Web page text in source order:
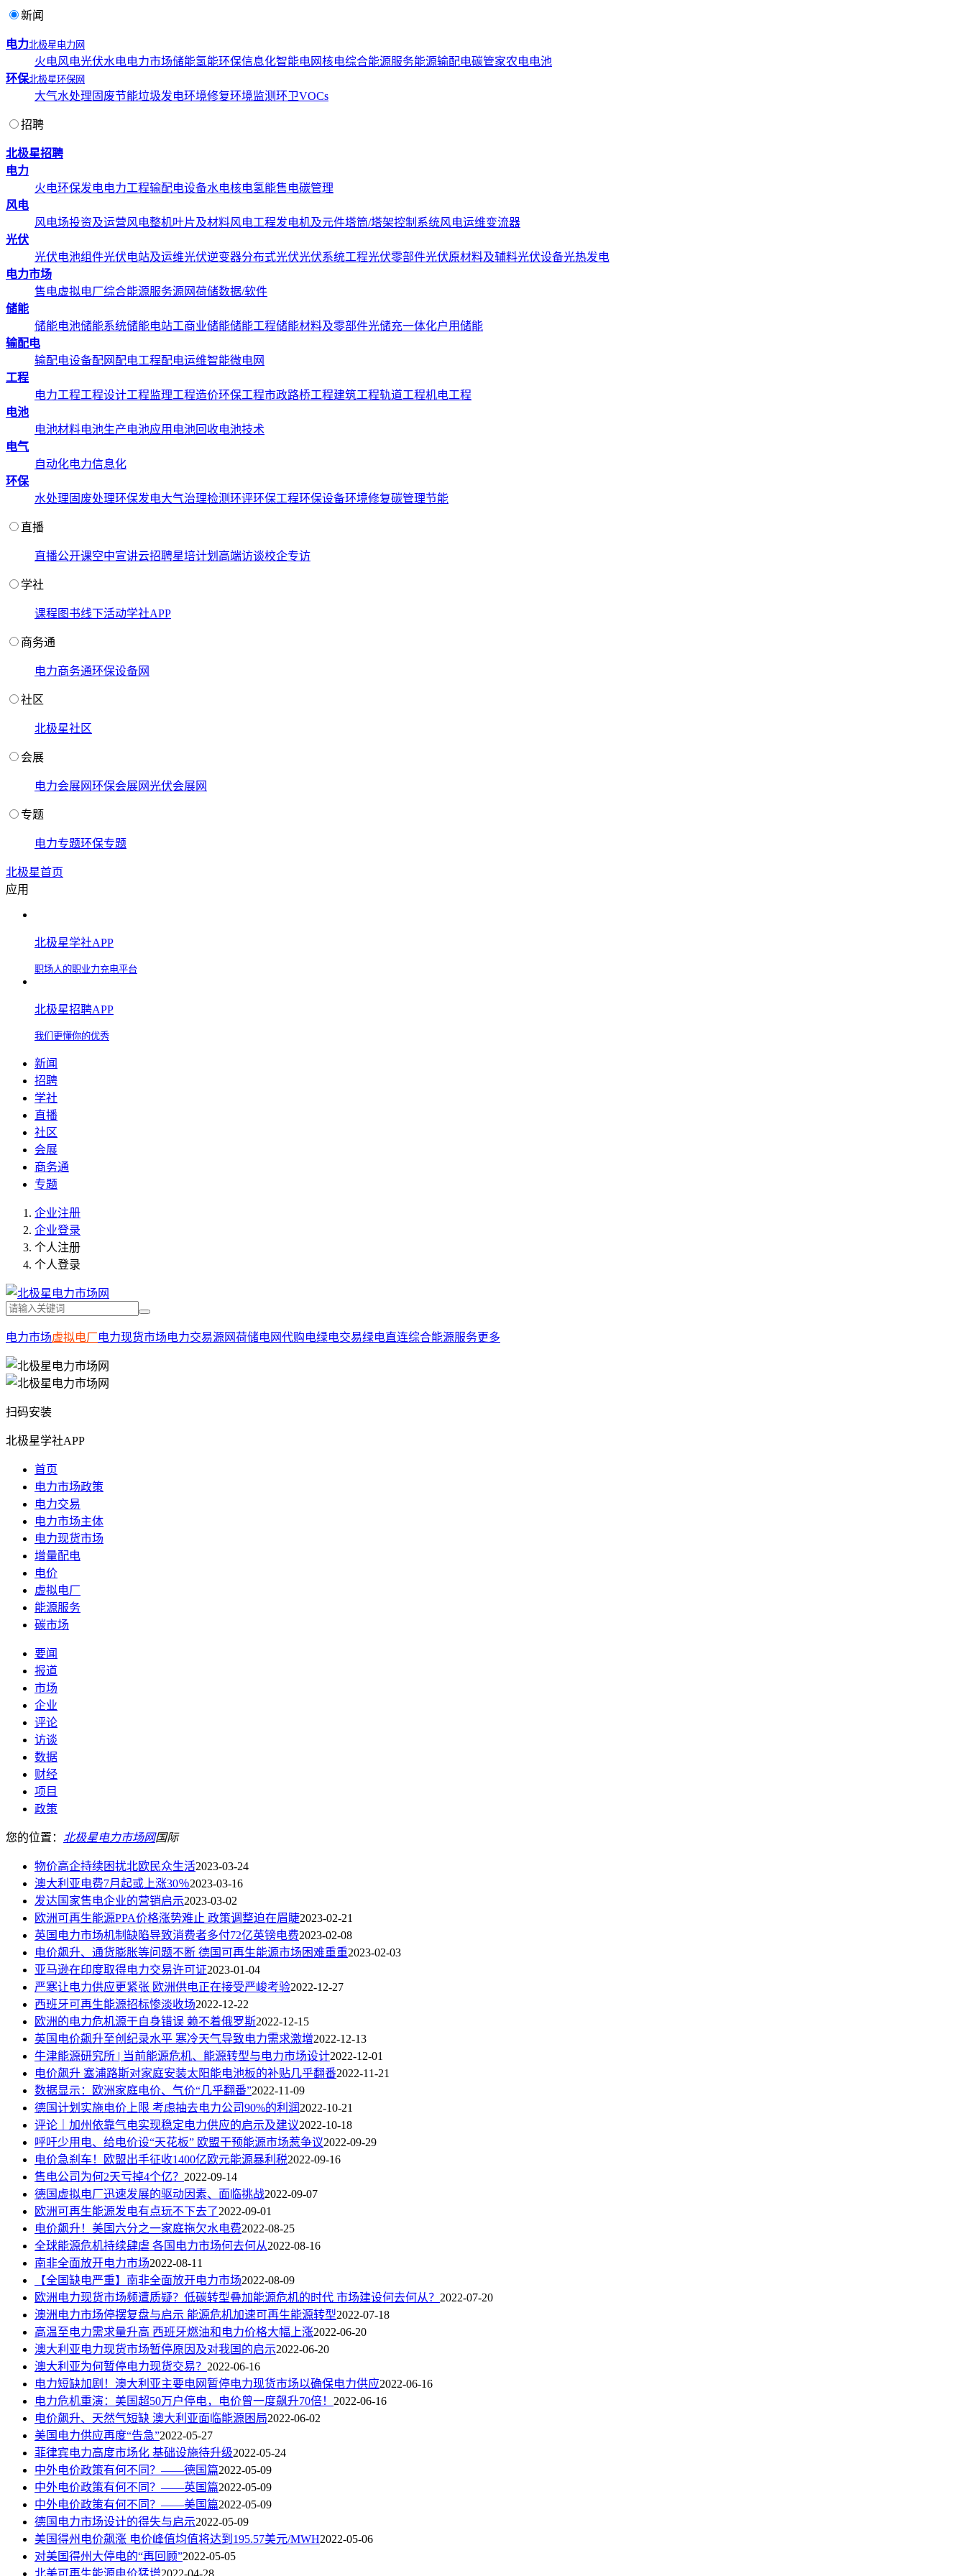
新闻
电力北极星电力网
火电风电光伏水电电力市场储能氢能环保信息化智能电网核电综合能源服务能源输配电碳管家农电电池
环保北极星环保网
大气水处理 固废节能垃圾发电环境修复环境监测环卫VOCs
招聘
北极星招聘
电力
火电环保发电电力工程输配电设备水电核电氢能售电碳管理
风电
风电场投资及运营风电整机叶片及材料风电工程发电机及元件塔筒/塔架控制系统风电运维变流器
光伏
光伏电池组件光伏电站及运维光伏逆变器分布式光伏光伏系统工程光伏零部件光伏原材料及辅料光伏设备光热发电
电力市场
售电虚拟电厂综合能源服务源网荷储数据/软件
储能
储能电池储能系统储能电站工商业储能储能工程储能材料及零部件光储充一体化户用储能
输配电
输配电设备配网配电工程配电运维智能微电网
工程
电力工程工程设计工程监理工程造价环保工程市政路桥工程建筑工程轨道工程机电工程
电池
电池材料电池生产电池应用 电池回收电池技术
电气
自动化电力信息化
环保
水处理 固废处理环保发电大气治理检测环评环保工程环保设备环境修复碳管理节能
直播
直播公开课空中宣讲云招聘星培计划 高端访谈校企专访
学社
课程 图书线下活动学社APP
商务通
电力商务通环保设备网
社区
北极星社区
会展
电力会展网环保会展网光伏会展网
专题
电力专题环保专题
北极星首页
应用
北极星学社APP
职场人的职业力充电平台
北极星招聘APP
我们更懂你的优秀
新闻
招聘
学社
直播
社区
会展
商务通
专题
企业注册
企业登录
个人注册
个人登录
电力市场虚拟电厂电力现货市场电力交易源网荷储电网代购电绿电交易绿电直连综合能源服务更多
扫码安装
北极星学社APP
首页
电力市场政策
电力交易
电力市场主体
电力现货市场
增量配电
电价
虚拟电厂
能源服务
碳市场
要闻
报道
市场
企业
评论
访谈
数据
财经
项目
政策
您的位置： 北极星电力市场网国际
物价高企持续困扰北欧民众生活2023-03-24
澳大利亚电费7月起或上涨30％2023-03-16
发达国家售电企业的营销启示2023-03-02
欧洲可再生能源PPA价格涨势难止 政策调整迫在眉睫2023-02-21
英国电力市场机制缺陷导致消费者多付72亿英镑电费2023-02-08
电价飙升、通货膨胀等问题不断 德国可再生能源市场困难重重2023-02-03
亚马逊在印度取得电力交易许可证2023-01-04
严寒让电力供应更紧张 欧洲供电正在接受严峻考验2022-12-27
西班牙可再生能源招标惨淡收场2022-12-22
欧洲的电力危机源于自身错误 赖不着俄罗斯2022-12-15
英国电价飙升至创纪录水平 寒冷天气导致电力需求激增2022-12-13
牛津能源研究所 | 当前能源危机、能源转型与电力市场设计2022-12-01
电价飙升 塞浦路斯对家庭安装太阳能电池板的补贴几乎翻番2022-11-21
数据显示：欧洲家庭电价、气价“几乎翻番”2022-11-09
德国计划实施电价上限 考虑抽去电力公司90%的利润 2022-10-21
评论｜加州依靠气电实现稳定电力供应的启示及建议2022-10-18
呼吁少用电、给电价设“天花板” 欧盟干预能源市场惹争议2022-09-29
电价急刹车！欧盟出手征收1400亿欧元能源暴利税2022-09-16
售电公司为何2天亏掉4个亿？ 2022-09-14
德国虚拟电厂迅速发展的驱动因素、面临挑战2022-09-07
欧洲可再生能源发电有点玩不下去了2022-09-01
电价飙升！美国六分之一家庭拖欠水电费2022-08-25
全球能源危机持续肆虐 各国电力市场何去何从2022-08-16
南非全面放开电力市场2022-08-11
【全国缺电严重】南非全面放开电力市场2022-08-09
欧洲电力现货市场频遭质疑？低碳转型叠加能源危机的时代 市场建设何去何从？ 2022-07-20
澳洲电力市场停摆复盘与启示 能源危机加速可再生能源转型2022-07-18
高温至电力需求量升高 西班牙燃油和电力价格大幅上涨2022-06-20
澳大利亚电力现货市场暂停原因及对我国的启示2022-06-20
澳大利亚为何暂停电力现货交易？ 2022-06-16
电力短缺加剧！澳大利亚主要电网暂停电力现货市场以确保电力供应2022-06-16
电力危机重演：美国超50万户停电，电价曾一度飙升70倍！ 2022-06-16
电价飙升、天然气短缺 澳大利亚面临能源困局2022-06-02
美国电力供应再度“告急”2022-05-27
菲律宾电力高度市场化 基础设施待升级2022-05-24
中外电价政策有何不同？——德国篇2022-05-09
中外电价政策有何不同？——英国篇2022-05-09
中外电价政策有何不同？——美国篇2022-05-09
德国电力市场设计的得失与启示2022-05-09
美国得州电价飙涨 电价峰值均值将达到195.57美元/MWH2022-05-06
对美国得州大停电的“再回顾”2022-05-05
北美可再生能源电价猛增2022-04-28